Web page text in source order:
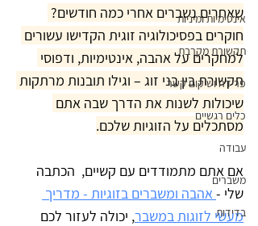
אינטימיות ומיניות
תקשורת מקרבת
פרידה ושיקום קשר
כלים רגשיים
עבודה
משברים
בדידות
שאחרים נשברים אחרי כמה חודשים?
חוקרים בפסיכולוגיה זוגית הקדישו עשורים
למחקרים על אהבה, אינטימיות, ודפוסי
תקשורת בין בני זוג – וגילו תובנות מרתקות
שיכולות לשנות את הדרך שבה אתם
מסתכלים על הזוגיות שלכם.
אם אתם מתמודדים עם קשיים,  הכתבה
שלי - אהבה ומשברים בזוגיות - מדריך
מעשי לזוגות במשבר, יכולה לעזור לכם